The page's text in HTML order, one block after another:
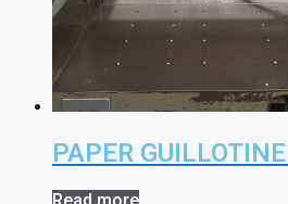
PAPER
Read more